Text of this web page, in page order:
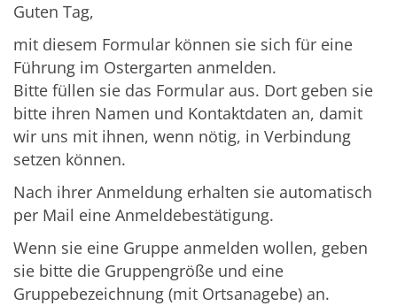
Guten Tag,
mit diesem Formular können sie sich für eine
Führung im Ostergarten anmelden.
Bitte füllen sie das Formular aus. Dort geben sie
bitte ihren Namen und Kontaktdaten an, damit
wir uns mit ihnen, wenn nötig, in Verbindung
setzen können.
Nach ihrer Anmeldung erhalten sie automatisch
per Mail eine Anmeldebestätigung.
Wenn sie eine Gruppe anmelden wollen, geben
sie bitte die Gruppengröße und eine
Gruppebezeichnung (mit Ortsanagebe) an.